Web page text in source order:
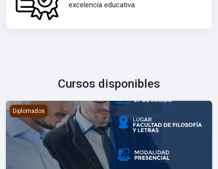
excelencia educativa.
Cursos disponibles
Diplomado de Auditoría en Servicios de Salud 2026
Diplomados